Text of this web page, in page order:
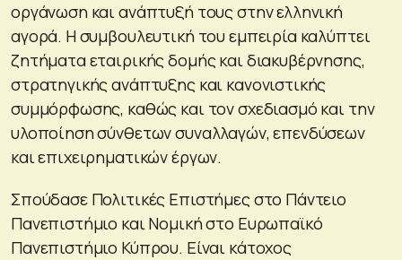
οργάνωση και ανάπτυξή τους στην ελληνική
αγορά. Η συμβουλευτική του εμπειρία καλύπτει
ζητήματα εταιρικής δομής και διακυβέρνησης,
στρατηγικής ανάπτυξης και κανονιστικής
συμμόρφωσης, καθώς και τον σχεδιασμό και την
υλοποίηση σύνθετων συναλλαγών, επενδύσεων
και επιχειρηματικών έργων.
Σπούδασε Πολιτικές Επιστήμες στο Πάντειο
Πανεπιστήμιο και Νομική στο Ευρωπαϊκό
Πανεπιστήμιο Κύπρου. Είναι κάτοχος